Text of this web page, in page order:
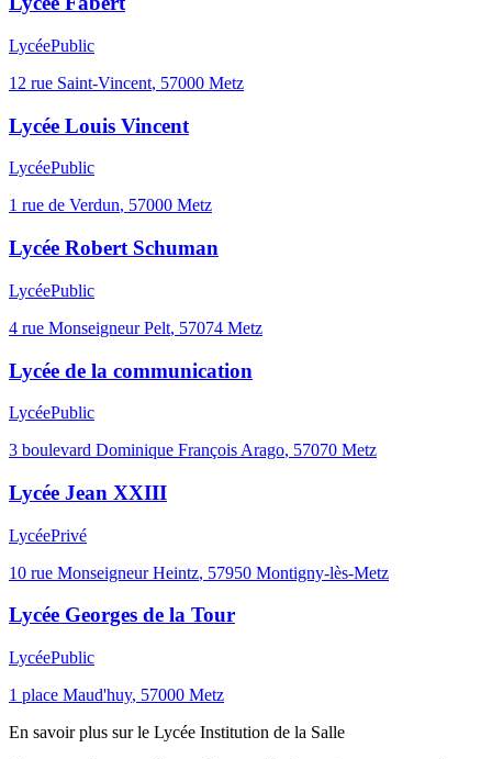
LycéePublic
12 rue Saint-Vincent, 57000 Metz
Lycée Louis Vincent
LycéePublic
1 rue de Verdun, 57000 Metz
Lycée Robert Schuman
LycéePublic
4 rue Monseigneur Pelt, 57074 Metz
Lycée de la communication
LycéePublic
3 boulevard Dominique François Arago, 57070 Metz
Lycée Jean XXIII
LycéePrivé
10 rue Monseigneur Heintz, 57950 Montigny-lès-Metz
Lycée Georges de la Tour
LycéePublic
1 place Maud'huy, 57000 Metz
En savoir plus sur le Lycée Institution de la Salle